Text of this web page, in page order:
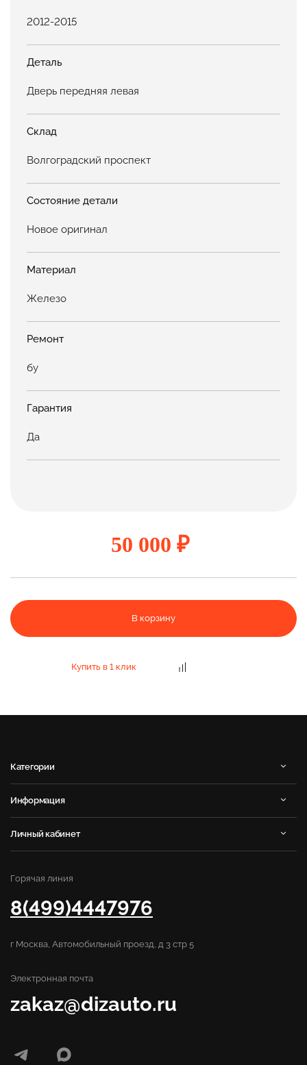
2012-2015
Деталь
Дверь передняя левая
Склад
Волгоградский проспект
Состояние детали
Новое оригинал
Материал
Железо
Ремонт
бу
Гарантия
Да
50 000 ₽
В корзину
Купить в 1 клик
Категории
Информация
Личный кабинет
Горячая линия
8(499)4447976
г Москва, Автомобильный проезд, д 3 стр 5
Электронная почта
zakaz@dizauto.ru